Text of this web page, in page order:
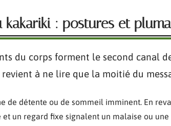
kakariki : postures et
du corps forment le second canal
à ne lire que la moitié du
de détente ou de sommeil imminent. En
et un regard fixe signalent un malaise ou